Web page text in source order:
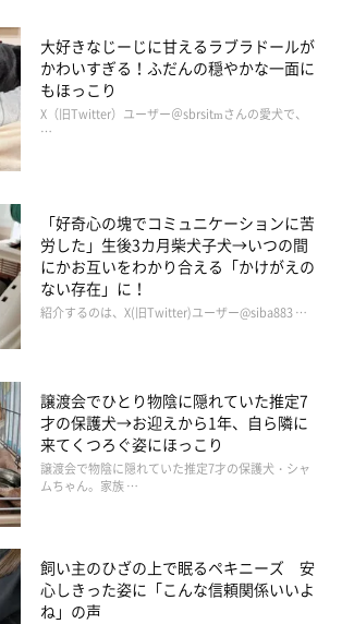
大好きなじーじに甘えるラブラドールが
かわいすぎる！ふだんの穏やかな一面に
もほっこり
X（旧Twitter）ユーザー＠sbrsitmさんの愛犬で、
…
「好奇心の塊でコミュニケーションに苦
労した」生後3カ月柴犬子犬→いつの間
にかお互いをわかり合える「かけがえの
ない存在」に！
紹介するのは、X(旧Twitter)ユーザー@siba883 …
譲渡会でひとり物陰に隠れていた推定7
才の保護犬→お迎えから1年、自ら隣に
来てくつろぐ姿にほっこり
譲渡会で物陰に隠れていた推定7才の保護犬・シャ
ムちゃん。家族 …
飼い主のひざの上で眠るペキニーズ 安
心しきった姿に「こんな信頼関係いいよ
ね」の声